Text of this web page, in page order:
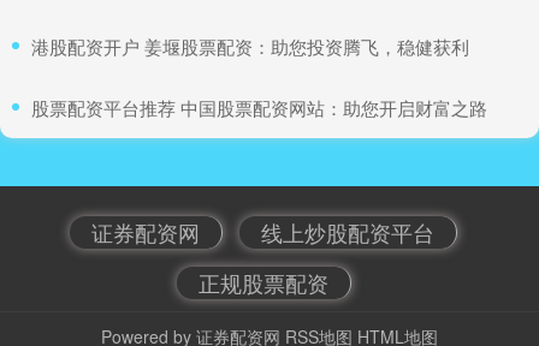
​港股配资开户 姜堰股票配资：助您投资腾飞，稳健获利
​股票配资平台推荐 中国股票配资网站：助您开启财富之路
证券配资网
线上炒股配资平台
正规股票配资
Powered by 证券配资网 RSS地图 HTML地图